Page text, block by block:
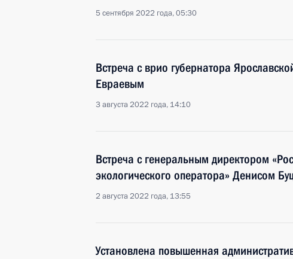
5 сентября 2022 года, 05:30
Встреча с врио губернатора
Евраевым
3 августа 2022 года, 14:10
Встреча с генеральным директором
экологического оператора» Денисом
2 августа 2022 года, 13:55
Установлена повышенная